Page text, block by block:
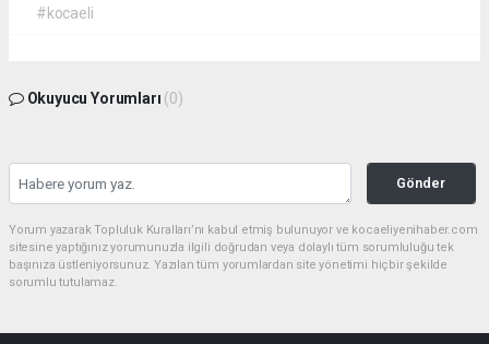
#kocaeli
Okuyucu Yorumları (0)
Gönder
Yorum yazarak Topluluk Kuralları’nı kabul etmiş bulunuyor ve kocaeliyenihaber.com
sitesine yaptığınız yorumunuzla ilgili doğrudan veya dolaylı tüm sorumluluğu tek
başınıza üstleniyorsunuz. Yazılan tüm yorumlardan site yönetimi hiçbir şekilde
sorumlu tutulamaz.